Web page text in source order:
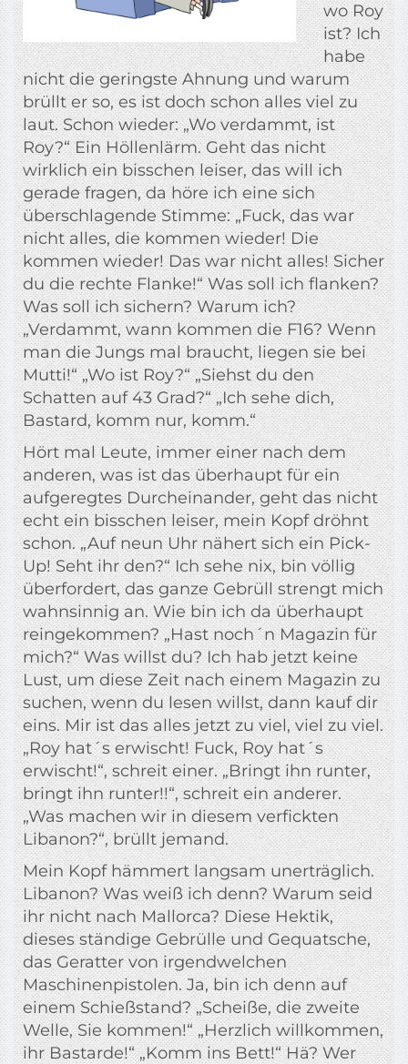
wo Roy
ist? Ich
habe
nicht die geringste Ahnung und warum
brüllt er so, es ist doch schon alles viel zu
laut. Schon wieder: „Wo verdammt, ist
Roy?“ Ein Höllenlärm. Geht das nicht
wirklich ein bisschen leiser, das will ich
gerade fragen, da höre ich eine sich
überschlagende Stimme: „Fuck, das war
nicht alles, die kommen wieder! Die
kommen wieder! Das war nicht alles! Sicher
du die rechte Flanke!“ Was soll ich flanken?
Was soll ich sichern? Warum ich?
„Verdammt, wann kommen die F16? Wenn
man die Jungs mal braucht, liegen sie bei
Mutti!“ „Wo ist Roy?“ „Siehst du den
Schatten auf 43 Grad?“ „Ich sehe dich,
Bastard, komm nur, komm.“
Hört mal Leute, immer einer nach dem
anderen, was ist das überhaupt für ein
aufgeregtes Durcheinander, geht das nicht
echt ein bisschen leiser, mein Kopf dröhnt
schon. „Auf neun Uhr nähert sich ein Pick-
Up! Seht ihr den?“ Ich sehe nix, bin völlig
überfordert, das ganze Gebrüll strengt mich
wahnsinnig an. Wie bin ich da überhaupt
reingekommen? „Hast noch´n Magazin für
mich?“ Was willst du? Ich hab jetzt keine
Lust, um diese Zeit nach einem Magazin zu
suchen, wenn du lesen willst, dann kauf dir
eins. Mir ist das alles jetzt zu viel, viel zu viel.
„Roy hat´s erwischt! Fuck, Roy hat´s
erwischt!“, schreit einer. „Bringt ihn runter,
bringt ihn runter!!“, schreit ein anderer.
„Was machen wir in diesem verfickten
Libanon?“, brüllt jemand.
Mein Kopf hämmert langsam unerträglich.
Libanon? Was weiß ich denn? Warum seid
ihr nicht nach Mallorca? Diese Hektik,
dieses ständige Gebrülle und Gequatsche,
das Geratter von irgendwelchen
Maschinenpistolen. Ja, bin ich denn auf
einem Schießstand? „Scheiße, die zweite
Welle, Sie kommen!“ „Herzlich willkommen,
ihr Bastarde!“ „Komm ins Bett!“ Hä? Wer